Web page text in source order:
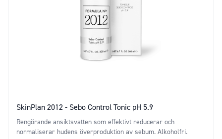
SkinPlan 2012 - Sebo Control Tonic pH 5.9
Rengörande ansiktsvatten som effektivt reducerar och
normaliserar hudens överproduktion av sebum. Alkoholfri.